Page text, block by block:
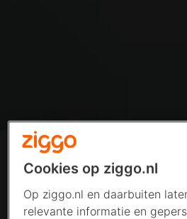
Cookies op ziggo.nl
Op ziggo.nl en daarbuiten
relevante informatie en